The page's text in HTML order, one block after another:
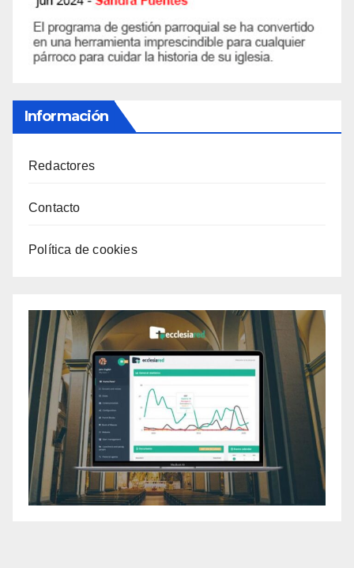
Información
Redactores
Contacto
Política de cookies